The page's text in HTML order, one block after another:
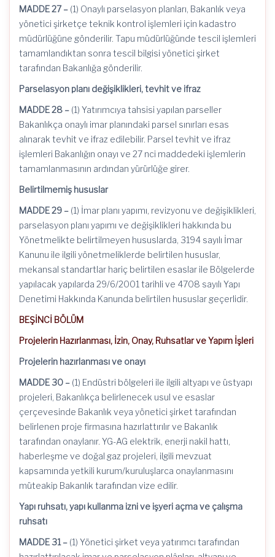
MADDE 27 – (1) Onaylı parselasyon planları, Bakanlık veya
yönetici şirketçe teknik kontrol işlemleri için kadastro
müdürlüğüne gönderilir. Tapu müdürlüğünde tescil işlemleri
tamamlandıktan sonra tescil bilgisi yönetici şirket
tarafından Bakanlığa gönderilir.
Parselasyon planı değişiklikleri, tevhit ve ifraz
MADDE 28 – (1) Yatırımcıya tahsisi yapılan parseller
Bakanlıkça onaylı imar planındaki parsel sınırları esas
alınarak tevhit ve ifraz edilebilir. Parsel tevhit ve ifraz
işlemleri Bakanlığın onayı ve 27 nci maddedeki işlemlerin
tamamlanmasının ardından yürürlüğe girer.
Belirtilmemiş hususlar
MADDE 29 – (1) İmar planı yapımı, revizyonu ve değişiklikleri,
parselasyon planı yapımı ve değişiklikleri hakkında bu
Yönetmelikte belirtilmeyen hususlarda, 3194 sayılı İmar
Kanunu ile ilgili yönetmeliklerde belirtilen hususlar,
mekansal standartlar hariç belirtilen esaslar ile Bölgelerde
yapılacak yapılarda 29/6/2001 tarihli ve 4708 sayılı Yapı
Denetimi Hakkında Kanunda belirtilen hususlar geçerlidir.
BEŞİNCİ BÖLÜM
Projelerin Hazırlanması, İzin, Onay, Ruhsatlar ve Yapım İşleri
Projelerin hazırlanması ve onayı
MADDE 30 – (1) Endüstri bölgeleri ile ilgili altyapı ve üstyapı
projeleri, Bakanlıkça belirlenecek usul ve esaslar
çerçevesinde Bakanlık veya yönetici şirket tarafından
belirlenen proje firmasına hazırlattırılır ve Bakanlık
tarafından onaylanır. YG-AG elektrik, enerji nakil hattı,
haberleşme ve doğal gaz projeleri, ilgili mevzuat
kapsamında yetkili kurum/kuruluşlarca onaylanmasını
müteakip Bakanlık tarafından vize edilir.
Yapı ruhsatı, yapı kullanma izni ve işyeri açma ve çalışma
ruhsatı
MADDE 31 – (1) Yönetici şirket veya yatırımcı tarafından